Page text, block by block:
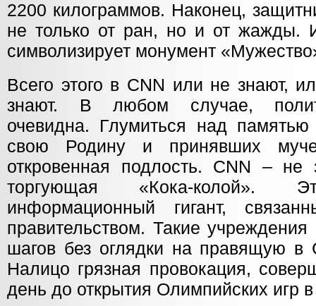
2200 килограммов. Наконец,
не только от ран, но и от жажды.
символизирует монумент
Всего этого в CNN или не знают,
знают. В любом случае,
очевидна. Глумиться над
свою Родину и принявших
откровенная подлость. CNN – не
торгующая «Кока-
информационный гигант,
правительством. Такие
шагов без оглядки на правящую
Налицо грязная провокация,
день до открытия Олимпийских игр